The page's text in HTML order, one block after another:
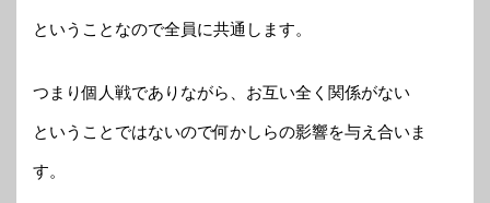
ということなので全員に共通します。
つまり個人戦でありながら、お互い全く関係がない
ということではないので何かしらの影響を与え合いま
す。